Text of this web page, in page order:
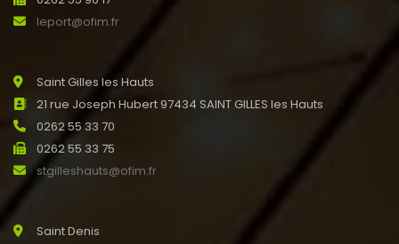
leport@ofim.fr
Saint Gilles les Hauts
21 rue Joseph Hubert 97434 SAINT GILLES les Hauts
0262 55 33 70
0262 55 33 75
stgilleshauts@ofim.fr
Saint Denis